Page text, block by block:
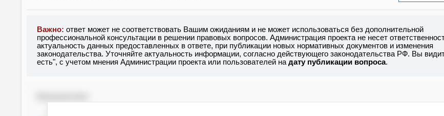
Важно: ответ может не соответствовать Вашим ожиданиям и не может использоваться без дополнительной
профессиональной консультации в решении правовых вопросов. Администрация проекта не несет
актуальность данных предоставленных в ответе, при публикации новых нормативных документов и изменения
законодательства. Уточняйте актуальность информации, согласно действующего законодательства РФ. Вы
есть", с учетом мнения Администрации проекта или пользователей на дату публикации вопроса.